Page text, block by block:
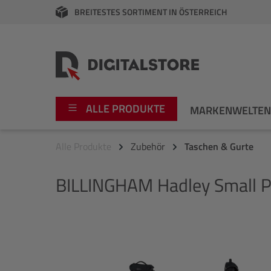
Zur Hauptnavigation springen
BREITESTES SORTIMENT IN ÖSTERREICH
ALLE PRODUKTE MARKENWELTEN
Video
Fujifilm
Alle Produkte Zubehör Taschen & Gurte
BILLINGHAM Hadley Small